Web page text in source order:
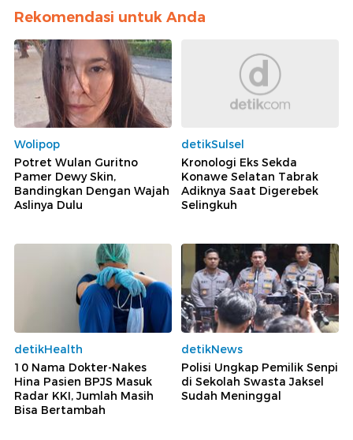
Rekomendasi untuk Anda
Wolipop
Potret Wulan Guritno
Pamer Dewy Skin,
Bandingkan Dengan Wajah
Aslinya Dulu
detikSulsel
Kronologi Eks Sekda
Konawe Selatan Tabrak
Adiknya Saat Digerebek
Selingkuh
detikHealth
10 Nama Dokter-Nakes
Hina Pasien BPJS Masuk
Radar KKI, Jumlah Masih
Bisa Bertambah
detikNews
Polisi Ungkap Pemilik Senpi
di Sekolah Swasta Jaksel
Sudah Meninggal